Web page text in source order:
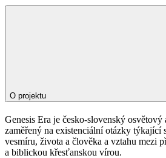
O projektu
Genesis Era je česko-slovenský
zaměřený na existenciální otázky týkající
vesmíru, života a člověka a vztahu mezi
a biblickou křesťanskou vírou.